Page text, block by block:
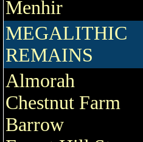
Menhir
MEGALITHIC
REMAINS
Almorah
Chestnut Farm
Barrow